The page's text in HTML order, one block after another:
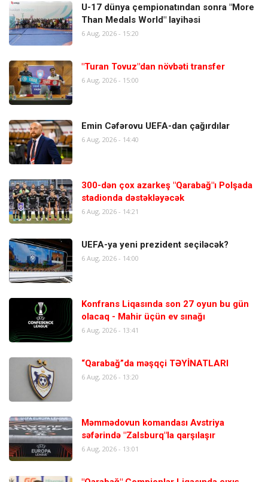
U-17 dünya çempionatından sonra "More
Than Medals World" layihəsi
6 Aug, 2026 - 15:20
"Turan Tovuz"dan növbəti transfer
6 Aug, 2026 - 15:00
Emin Cəfərovu UEFA-dan çağırdılar
6 Aug, 2026 - 14:40
300-dən çox azarkeş "Qarabağ"ı Polşada
stadionda dəstəkləyəcək
6 Aug, 2026 - 14:21
UEFA-ya yeni prezident seçiləcək?
6 Aug, 2026 - 14:00
Konfrans Liqasında son 27 oyun bu gün
olacaq - Mahir üçün ev sınağı
6 Aug, 2026 - 13:41
“Qarabağ”da məşqçi TƏYİNATLARI
6 Aug, 2026 - 13:20
Məmmədovun komandası Avstriya
səfərində "Zalsburq"la qarşılaşır
6 Aug, 2026 - 13:01